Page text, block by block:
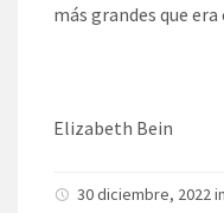
más grandes que
Elizabeth Bein
30 diciembre, 2022 in